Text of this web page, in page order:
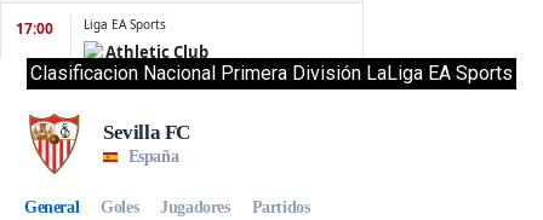
Clasificacion Nacional Primera División LaLiga EA Sports